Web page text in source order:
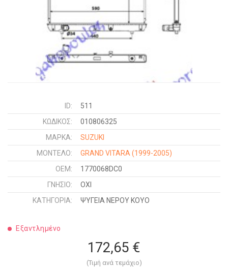
ID:
511
ΚΩΔΙΚΌΣ:
010806325
ΜΑΡΚΑ:
SUZUKI
ΜΟΝΤΕΛΟ:
GRAND VITARA (1999-2005)
OEM:
1770068DC0
ΓΝΉΣΙΟ:
ΟΧΙ
ΚΑΤΗΓΟΡΊΑ:
ΨΥΓΕΙΑ ΝΕΡΟΥ ΚΟΥΟ
Εξαντλημένο
172,65 €
(Τιμή ανά τεμάχιο)